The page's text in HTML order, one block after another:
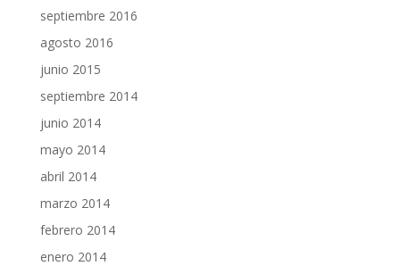
septiembre 2016
agosto 2016
junio 2015
septiembre 2014
junio 2014
mayo 2014
abril 2014
marzo 2014
febrero 2014
enero 2014